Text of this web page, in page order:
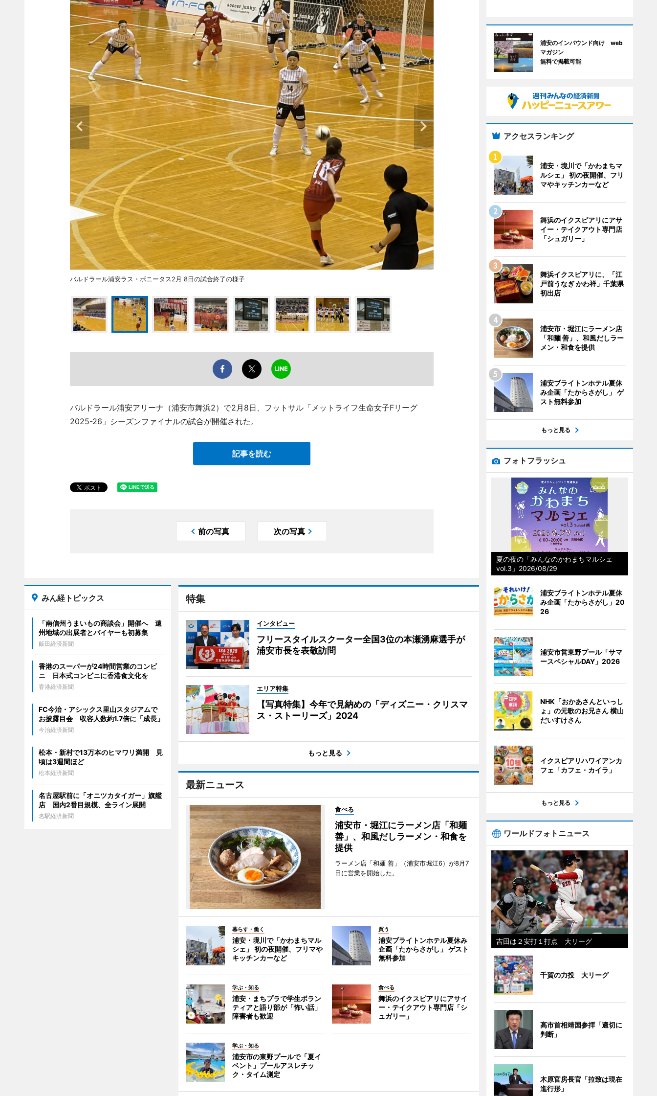
バルドラール浦安ラス・ボニータス2月 8日の試合終了の様子
バルドラール浦安アリーナ（浦安市舞浜2）で2月8日、フットサル「メットライフ生命女子Fリーグ
2025-26」シーズンファイナルの試合が開催された。
記事を読む
前の写真 次の写真
特集
インタビュー
フリースタイルスクーター全国3位の本瀬湧麻選手が
浦安市長を表敬訪問
エリア特集
【写真特集】今年で見納めの「ディズニー・クリスマ
ス・ストーリーズ」2024
もっと見る
最新ニュース
食べる
浦安市・堀江にラーメン店「和麺
善」、和風だしラーメン・和食を
提供
ラーメン店「和麺 善」（浦安市堀江6）が8月7
日に営業を開始した。
暮らす・働く
浦安・境川で「かわまちマル
シェ」 初の夜開催、フリマや
キッチンカーなど
買う
浦安ブライトンホテル夏休み
企画「たからさがし」 ゲスト
無料参加
学ぶ・知る
浦安・まちプラで学生ボラン
ティアと語り部が「怖い話」
障害者も歓迎
食べる
舞浜のイクスピアリにアサイ
ー・テイクアウト専門店「シ
ュガリー」
学ぶ・知る
浦安市の東野プールで「夏イ
ベント」プールアスレチッ
ク・タイム測定
みん経トピックス
「南信州うまいもの商談会」開催へ 遠
州地域の出展者とバイヤーも初募集
飯田経済新聞
香港のスーパーが24時間営業のコンビ
ニ 日本式コンビニに香港食文化を
香港経済新聞
FC今治・アシックス里山スタジアムで
お披露目会 収容人数約1.7倍に「成長」
今治経済新聞
松本・新村で13万本のヒマワリ満開 見
頃は3週間ほど
松本経済新聞
名古屋駅前に「オニツカタイガー」旗艦
店 国内2番目規模、全ライン展開
名駅経済新聞
浦安のインバウンド向け web
マガジン
無料で掲載可能
アクセスランキング
浦安・境川で「かわまちマ
ルシェ」 初の夜開催、フリ
マやキッチンカーなど
舞浜のイクスピアリにアサ
イー・テイクアウト専門店
「シュガリー」
舞浜イクスピアリに、「江
戸前うなぎ かわ祥」千葉県
初出店
浦安市・堀江にラーメン店
「和麺 善」、和風だしラー
メン・和食を提供
浦安ブライトンホテル夏休
み企画「たからさがし」 ゲ
スト無料参加
もっと見る
フォトフラッシュ
夏の夜の「みんなのかわまちマルシェ
vol.3」2026/08/29
浦安ブライトンホテル夏休
み企画「たからさがし」20
26
浦安市営東野プール「サマ
ースペシャルDAY」2026
NHK「おかあさんといっし
ょ」の元歌のお兄さん 横山
だいすけさん
イクスピアリハワイアンカ
フェ「カフェ・カイラ」
もっと見る
ワールドフォトニュース
吉田は２安打１打点 大リーグ
千賀の力投 大リーグ
高市首相靖国参拝「適切に
判断」
木原官房長官「拉致は現在
進行形」